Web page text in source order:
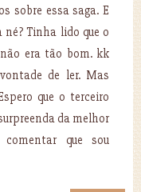
sobre essa saga. E
né? Tinha lido que o
era tão bom. kk
de ler. Mas
que o terceiro
da melhor
que sou